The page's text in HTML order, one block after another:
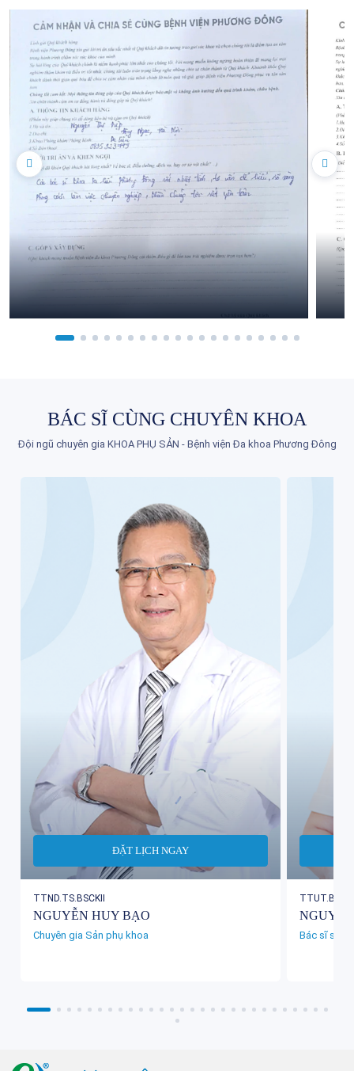
BÁC SĨ CÙNG CHUYÊN KHOA
Đội ngũ chuyên gia KHOA PHỤ SẢN - Bệnh viện Đa khoa Phương Đông
ĐẶT LỊCH NGAY
TTND.TS.BSCKII
NGUYỄN HUY BẠO
Chuyên gia Sản phụ khoa Bác sĩ sản